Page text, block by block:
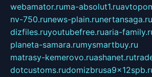
webamator.ruma-absolut1.ru
nv-750.runews-plain.runertansaga.ru
dizfiles.ruyoutubefree.ruaria-
planeta-samara.rumysmartbuy.ru
matrasy-kemerovo.ruashanet.ru
dotcustoms.ru